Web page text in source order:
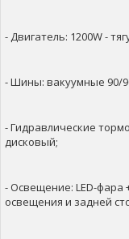
- Двигатель: 1200W -
- Шины: вакуумные 90/
- Гидравлические
дисковый;
- Освещение: LED-фара
освещения и задней